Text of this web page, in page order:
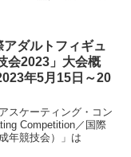
アダルトフィギュ
会2023」大会概
年5月15日～20
スケーティング・コン
Competition／国際
年競技会）」は